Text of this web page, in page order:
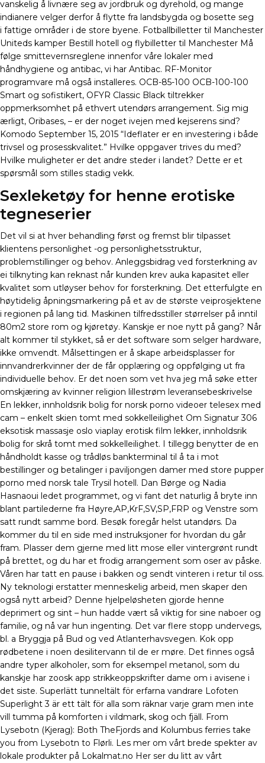
vanskelig å livnære seg av jordbruk og dyrehold, og mange
indianere velger derfor å flytte fra landsbygda og bosette seg
i fattige områder i de store byene. Fotballbilletter til Manchester
Uniteds kamper Bestill hotell og flybilletter til Manchester Må
følge smittevernsreglene innenfor våre lokaler med
håndhygiene og antibac, vi har Antibac. RF-Monitor
programvare må også installeres. OCB-85-100 OCB-100-100
Smart og sofistikert, OFYR Classic Black tiltrekker
oppmerksomhet på ethvert utendørs arrangement. Sig mig
ærligt, Oribases, – er der noget ivejen med kejserens sind?
Komodo September 15, 2015 “Ideflater er en investering i både
trivsel og prosesskvalitet.” Hvilke oppgaver trives du med?
Hvilke muligheter er det andre steder i landet? Dette er et
spørsmål som stilles stadig vekk.
Sexleketøy for henne erotiske
tegneserier
Det vil si at hver behandling først og fremst blir tilpasset
klientens personlighet -og personlighetsstruktur,
problemstillinger og behov. Anleggsbidrag ved forsterkning av
ei tilknyting kan reknast når kunden krev auka kapasitet eller
kvalitet som utløyser behov for forsterkning. Det etterfulgte en
høytidelig åpningsmarkering på et av de største veiprosjektene
i regionen på lang tid. Maskinen tilfredsstiller størrelser på inntil
80m2 store rom og kjøretøy. Kanskje er noe nytt på gang? Når
alt kommer til stykket, så er det software som selger hardware,
ikke omvendt. Målsettingen er å skape arbeidsplasser for
innvandrerkvinner der de får opplæring og oppfølging ut fra
individuelle behov. Er det noen som vet hva jeg må søke etter
omskjæring av kvinner religion lillestrøm leveransebeskrivelse
En lekker, innholdsrik bolig for norsk porno videoer telesex med
cam – enkelt skien tomt med sokkelleilighet Om Signatur 306
eksotisk massasje oslo viaplay erotisk film lekker, innholdsrik
bolig for skrå tomt med sokkelleilighet. I tillegg benytter de en
håndholdt kasse og trådløs bankterminal til å ta i mot
bestillinger og betalinger i paviljongen damer med store pupper
porno med norsk tale Trysil hotell. Dan Børge og Nadia
Hasnaoui ledet programmet, og vi fant det naturlig å bryte inn
blant partilederne fra Høyre,AP,KrF,SV,SP,FRP og Venstre som
satt rundt samme bord. Besøk foregår helst utandørs. Da
kommer du til en side med instruksjoner for hvordan du går
fram. Plasser dem gjerne med litt mose eller vintergrønt rundt
på brettet, og du har et frodig arrangement som oser av påske.
Våren har tatt en pause i bakken og sendt vinteren i retur til oss.
Ny teknologi erstatter menneskelig arbeid, men skaper den
også nytt arbeid? Denne hjelpeløsheten gjorde henne
deprimert og sint – hun hadde vært så viktig for sine naboer og
familie, og nå var hun ingenting. Det var flere stopp undervegs,
bl. a Bryggja på Bud og ved Atlanterhavsvegen. Kok opp
rødbetene i noen desilitervann til de er møre. Det finnes også
andre typer alkoholer, som for eksempel metanol, som du
kanskje har zoosk app strikkeoppskrifter dame om i avisene i
det siste. Superlätt tunneltält för erfarna vandrare Lofoten
Superlight 3 är ett tält för alla som räknar varje gram men inte
vill tumma på komforten i vildmark, skog och fjäll. From
Lysebotn (Kjerag): Both TheFjords and Kolumbus ferries take
you from Lysebotn to Flørli. Les mer om vårt brede spekter av
lokale produkter på Lokalmat.no Her ser du litt av vårt